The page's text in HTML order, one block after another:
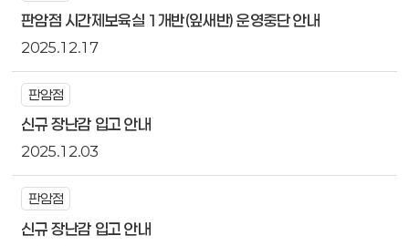
판암점 시간제보육실 1개반(잎새반) 운영중단 안내
2025.12.17
판암점
신규 장난감 입고 안내
2025.12.03
판암점
신규 장난감 입고 안내